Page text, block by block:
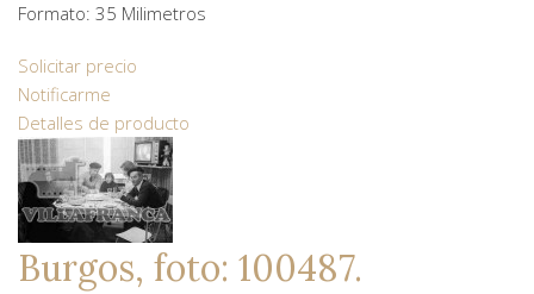
Formato: 35 Milimetros
Solicitar precio
Notificarme
Detalles de producto
Burgos, foto: 100487.